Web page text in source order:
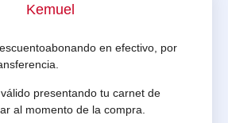
Kemuel
en efectivo, por
presentando tu carnet de
al momento de la compra.